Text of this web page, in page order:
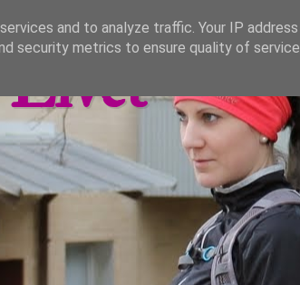
and to analyze traffic. Your IP
security metrics to ensure quality of